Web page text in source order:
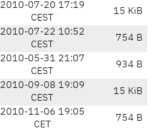
2010-07-20 17:19
CEST
15 KiB
2010-07-22 10:52
CEST
754 B
2010-05-31 21:07
CEST
934 B
2010-09-08 19:09
CEST
15 KiB
2010-11-06 19:05
CET
754 B